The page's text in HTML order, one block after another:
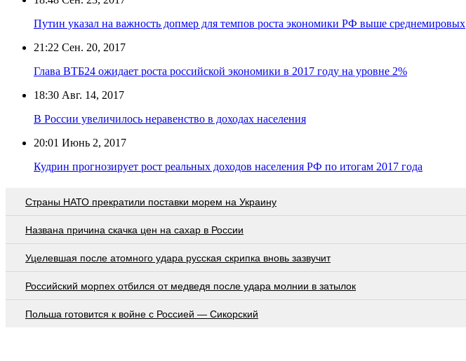
Путин указал на важность допмер для темпов роста экономики РФ выше среднемировых
21:22 Сен. 20, 2017
Глава ВТБ24 ожидает роста российской экономики в 2017 году на уровне 2%
18:30 Авг. 14, 2017
В России увеличилось неравенство в доходах населения
20:01 Июнь 2, 2017
Кудрин прогнозирует рост реальных доходов населения РФ по итогам 2017 года
Страны НАТО прекратили поставки морем на Украину
Названа причина скачка цен на сахар в России
Уцелевшая после атомного удара русская скрипка вновь зазвучит
Российский морпех отбился от медведя после удара молнии в затылок
Польша готовится к войне с Россией — Сикорский